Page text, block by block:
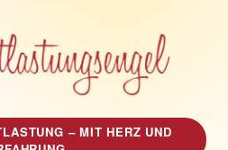
– MIT HERZ UND